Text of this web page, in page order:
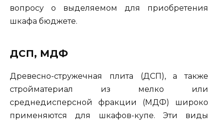
вопросу о выделяемом для приобретения
шкафа бюджете.
ДСП, МДФ
Древесно-стружечная плита (ДСП), а также
стройматериал из мелко или
среднедисперсной фракции (МДФ) широко
применяются для шкафов-купе. Эти виды